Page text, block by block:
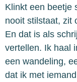
Klinkt een beetje
nooit stilstaat, zit
En dat is als
vertellen. Ik haal
een wandeling,
dat ik met